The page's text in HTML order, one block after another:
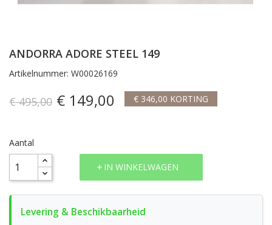
ANDORRA ADORE STEEL 149
Artikelnummer: W00026169
€ 495,00 € 149,00 € 346,00 KORTING
Aantal
IN WINKELWAGEN